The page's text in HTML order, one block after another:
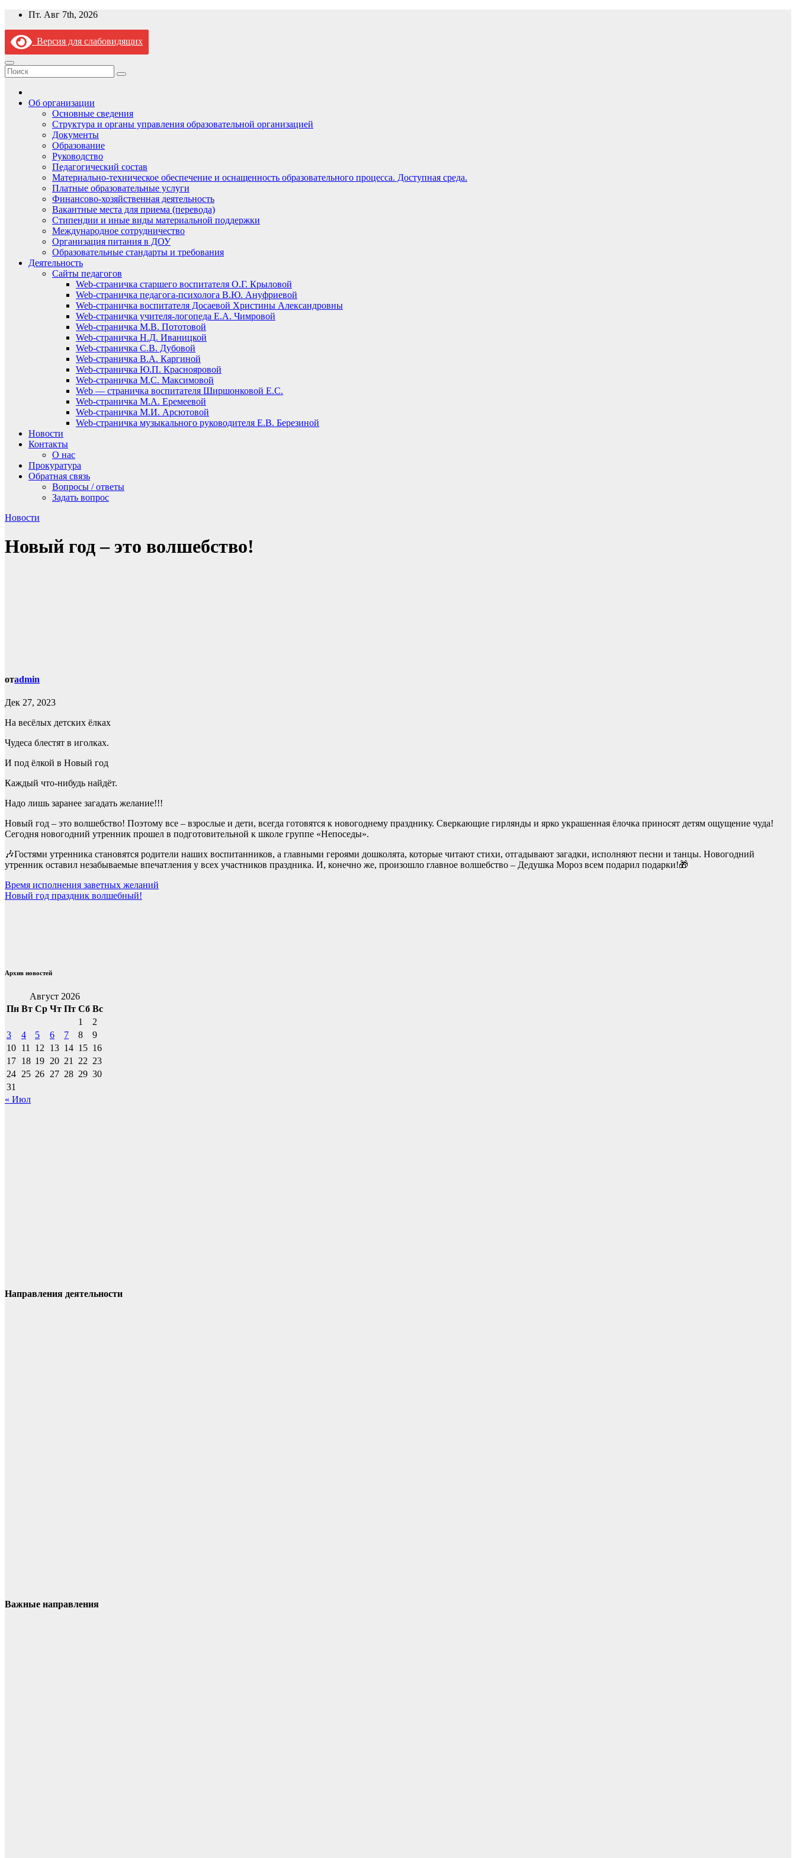
Перейти
содержимому
Пт. Авг 7th, 2026
Версия для слабовидящих
Об организации
Основные сведения
Структура и органы управления образовательной организацией
Документы
Образование
Руководство
Педагогический состав
Материально-техническое обеспечение и оснащенность образовательного процесса. Доступная среда.
Платные образовательные услуги
Финансово-хозяйственная деятельность
Вакантные места для приема (перевода)
Стипендии и иные виды материальной поддержки
Международное сотрудничество
Организация питания в ДОУ
Образовательные стандарты и требования
Деятельность
Сайты педагогов
Web-страничка старшего воспитателя О.Г. Крыловой
Web-страничка педагога-психолога В.Ю. Ануфриевой
Web-страничка воспитателя Досаевой Христины Александровны
Web-страничка учителя-логопеда Е.А. Чимровой
Web-страничка М.В. Пототовой
Web-страничка Н.Д. Иваницкой
Web-страничка С.В. Дубовой
Web-страничка В.А. Каргиной
Web-страничка Ю.П. Краснояровой
Web-страничка М.С. Максимовой
Web — страничка воспитателя Ширшонковой Е.С.
Web-страничка М.А. Еремеевой
Web-страничка М.И. Арсютовой
Web-страничка музыкального руководителя Е.В. Березиной
Новости
Контакты
О нас
Прокуратура
Обратная связь
Вопросы / ответы
Задать вопрос
Новости
Новый год – это волшебство!
отadmin
Дек 27, 2023
На весёлых детских ёлках
Чудеса блестят в иголках.
И под ёлкой в Новый год
Каждый что-нибудь найдёт.
Надо лишь заранее загадать желание!!!
Новый год – это волшебство! Поэтому все – взрослые и дети, всегда готовятся к новогоднему празднику. Сверкающие гирлянды и ярко украшенная ёлочка приносят детям ощущение чуда!
Сегодня новогодний утренник прошел в подготовительной к школе группе «Непоседы».
🎶Гостями утренника становятся родители наших воспитанников, а главными героями дошколята, которые читают стихи, отгадывают загадки, исполняют песни и танцы. Новогодний
утренник оставил незабываемые впечатления у всех участников праздника. И, конечно же, произошло главное волшебство – Дедушка Мороз всем подарил подарки!🎁
Навигация
по
Время исполнения заветных желаний
Новый год праздник волшебный!
Архив новостей
Август 2026
Пн Вт Ср Чт Пт Сб Вс
1
2
3
4 5 6 7 8
9
10 11 12 13 14 15 16
17 18 19 20 21 22 23
24 25 26 27 28 29 30
31
« Июл
Направления деятельности
Важные направления